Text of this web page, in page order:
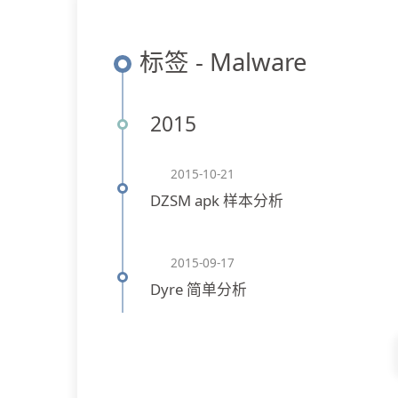
标签 - Malware
2015
2015-10-21
DZSM apk 样本分析
2015-09-17
Dyre 简单分析